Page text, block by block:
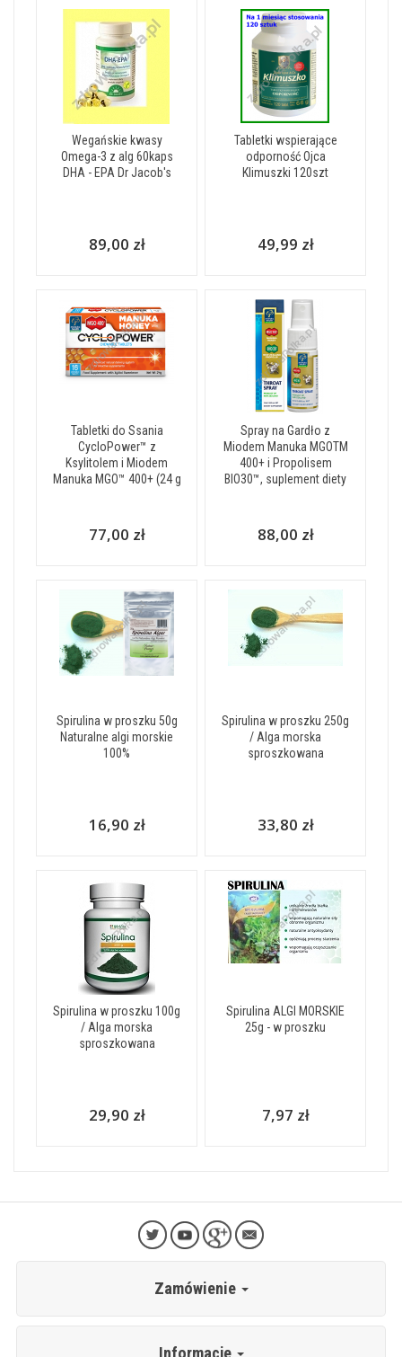
Wegańskie kwasy
Omega-3 z alg 60kaps
DHA - EPA Dr Jacob's
89,00 zł
Tabletki wspierające
odporność Ojca
Klimuszki 120szt
49,99 zł
Tabletki do Ssania
CycloPower™ z
Ksylitolem i Miodem
Manuka MGO™ 400+ (24 g
77,00 zł
Spray na Gardło z
Miodem Manuka MGOTM
400+ i Propolisem
BIO30™, suplement diety
88,00 zł
Spirulina w proszku 50g
Naturalne algi morskie
100%
16,90 zł
Spirulina w proszku 250g
/ Alga morska
sproszkowana
33,80 zł
Spirulina w proszku 100g
/ Alga morska
sproszkowana
29,90 zł
Spirulina ALGI MORSKIE
25g - w proszku
7,97 zł
Zamówienie
Informacje